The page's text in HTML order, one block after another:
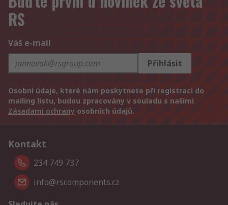
RS
Váš e-mail
Přihlásit
Osobní údaje, které nám poskytnete při registraci do
mailing listu, budou zpracovány v souladu s našimi
Zásadami ochrany osobních údajů.
Kontakt
234 749 737
info@rscomponents.cz